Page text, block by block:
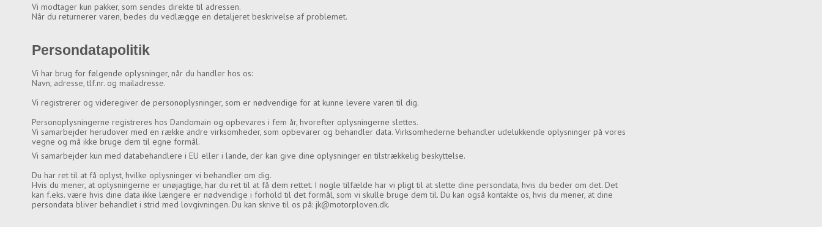
Vi modtager kun pakker, som sendes direkte til adressen.
Når du returnerer varen, bedes du vedlægge en detaljeret beskrivelse af problemet.
Persondatapolitik
Vi har brug for følgende oplysninger, når du handler hos os:
Navn, adresse, tlf.nr. og mailadresse.
Vi registrerer og videregiver de personoplysninger, som er nødvendige for at kunne levere varen til dig.
Personoplysningerne registreres hos Dandomain og opbevares i fem år, hvorefter oplysningerne slettes.
Vi samarbejder herudover med en række andre virksomheder, som opbevarer og behandler data. Virksomhederne behandler udelukkende oplysninger på vores
vegne og må ikke bruge dem til egne formål.
Vi samarbejder kun med databehandlere i EU eller i lande, der kan give dine oplysninger en tilstrækkelig beskyttelse.
Du har ret til at få oplyst, hvilke oplysninger vi behandler om dig.
Hvis du mener, at oplysningerne er unøjagtige, har du ret til at få dem rettet. I nogle tilfælde har vi pligt til at slette dine persondata, hvis du beder om det. Det
kan f.eks. være hvis dine data ikke længere er nødvendige i forhold til det formål, som vi skulle bruge dem til. Du kan også kontakte os, hvis du mener, at dine
persondata bliver behandlet i strid med lovgivningen. Du kan skrive til os på: jk@motorploven.dk.